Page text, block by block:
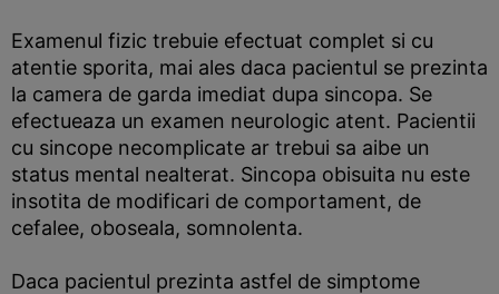
Examenul fizic trebuie efectuat complet si cu
atentie sporita, mai ales daca pacientul se prezinta
la camera de garda imediat dupa sincopa. Se
efectueaza un examen neurologic atent. Pacientii
cu sincope necomplicate ar trebui sa aibe un
status mental nealterat. Sincopa obisuita nu este
insotita de modificari de comportament, de
cefalee, oboseala, somnolenta.
Daca pacientul prezinta astfel de simptome